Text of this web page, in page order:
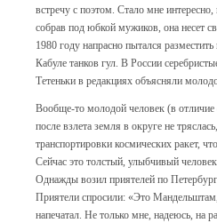
встречу с поэтом. Стало мне
собрав под юбкой мужиков, она несет
1980 году напрасно пытался
Кабуле танков гул. В России
Тетеньки в редакциях объясняли
Вообще-то молодой человек (в отличие
после взлета земля в округе не
транспортировки космических ракет,
Сейчас это толстый, улыбчивый
Однажды возил приятелей по
Приятели спросили: «Это
напечатал. Не только мне, надеюсь, на